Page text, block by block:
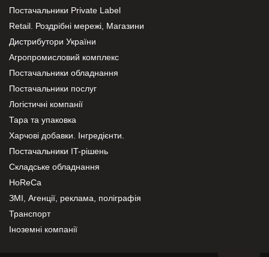
Постачальники Private Label
Retail. Роздрібні мережі, Магазини
Дистрибутори України
Агропромисловий комплекс
Постачальники обладнання
Постачальники послуг
Логістичні компанії
Тара та упаковка
Харчові добавки. Інгредієнти.
Постачальники IT-рішень
Складське обладнання
HoReCa
ЗМІ, Агенції, реклама, поліграфія
Транспорт
Іноземні компанії